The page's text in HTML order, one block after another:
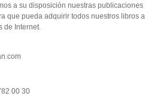
a su disposición nuestras publicaciones
que pueda adquirir todos nuestros libros a
de Internet.
00 30